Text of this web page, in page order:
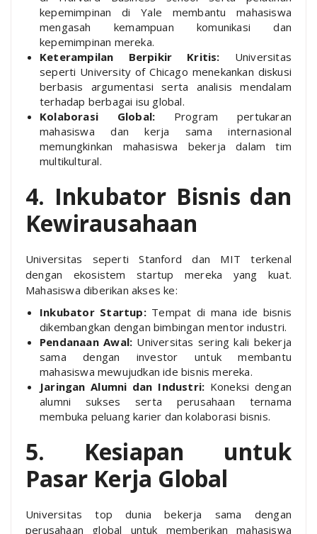
kepemimpinan di Yale membantu mahasiswa
mengasah kemampuan komunikasi dan
kepemimpinan mereka.
Keterampilan Berpikir Kritis: Universitas
seperti University of Chicago menekankan diskusi
berbasis argumentasi serta analisis mendalam
terhadap berbagai isu global.
Kolaborasi Global: Program pertukaran
mahasiswa dan kerja sama internasional
memungkinkan mahasiswa bekerja dalam tim
multikultural.
4. Inkubator Bisnis dan
Kewirausahaan
Universitas seperti Stanford dan MIT terkenal
dengan ekosistem startup mereka yang kuat.
Mahasiswa diberikan akses ke:
Inkubator Startup:Tempat di mana ide bisnis
dikembangkan dengan bimbingan mentor industri.
Pendanaan Awal: Universitas sering kali bekerja
sama dengan investor untuk membantu
mahasiswa mewujudkan ide bisnis mereka.
Jaringan Alumni dan Industri: Koneksi dengan
alumni sukses serta perusahaan ternama
membuka peluang karier dan kolaborasi bisnis.
5. Kesiapan untuk
Pasar Kerja Global
Universitas top dunia bekerja sama dengan
perusahaan global untuk memberikan mahasiswa